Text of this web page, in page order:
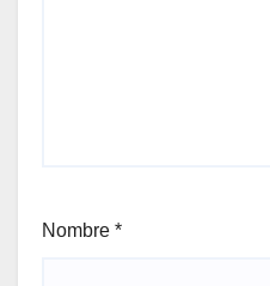
Nombre *